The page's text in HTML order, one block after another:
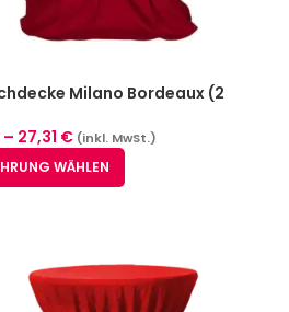
Milano Bordeaux (2
– 27,31 € (inkl. MwSt.)
WÄHLEN